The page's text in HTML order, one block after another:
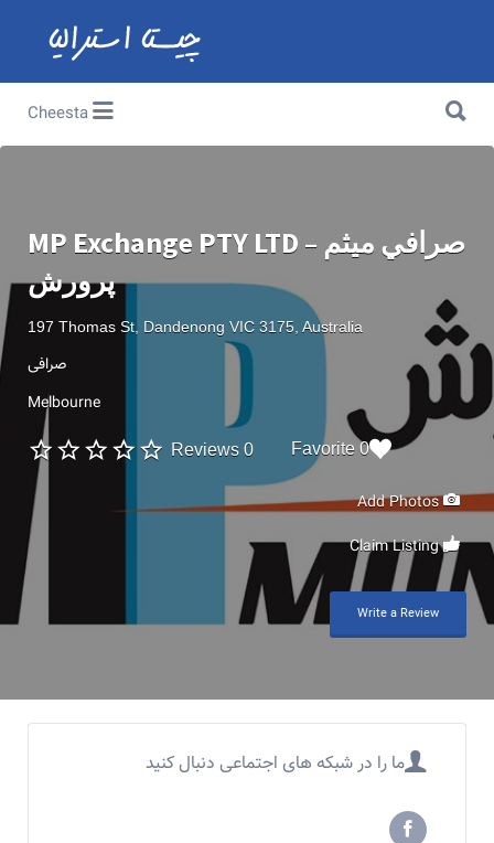
Cheesta
MP Exchange PTY LTD – صرافي میثم
پرورش
197 Thomas St, Dandenong VIC 3175, Australia
صرافی
Melbourne
0 Reviews 0 Favorite
Add Photos
Claim Listing
Write a Review
ما را در شبکه های اجتماعی دنبال کنید